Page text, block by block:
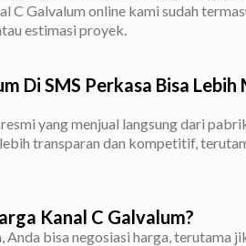
C Galvalum online kami sudah
estimasi proyek.
Di SMS Perkasa Bisa
yang menjual langsung dari
transparan dan kompetitif,
Kanal C Galvalum?
Anda bisa negosiasi harga, terutama